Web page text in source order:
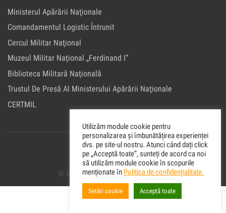
Ministerul Apărării Naţionale
Comandamentul Logistic Întrunit
Cercul Militar Naţional
Muzeul Militar Naţional „Ferdinand I”
Biblioteca Militară Naţională
Trustul De Presă Al Ministerului Apărării Naţionale
CERTMIL
© Copyright 2022 Editura Militara
Utilizăm module cookie pentru
personalizarea și îmbunătățirea experienței
dvs. pe site-ul nostru. Atunci când dați click
pe „Acceptă toate”, sunteți de acord ca noi
să utilizăm module cookie în scopurile
menționate în Politica de confidențialitate.
Setări cookie Acceptă toate